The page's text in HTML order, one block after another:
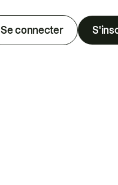
Se connecter